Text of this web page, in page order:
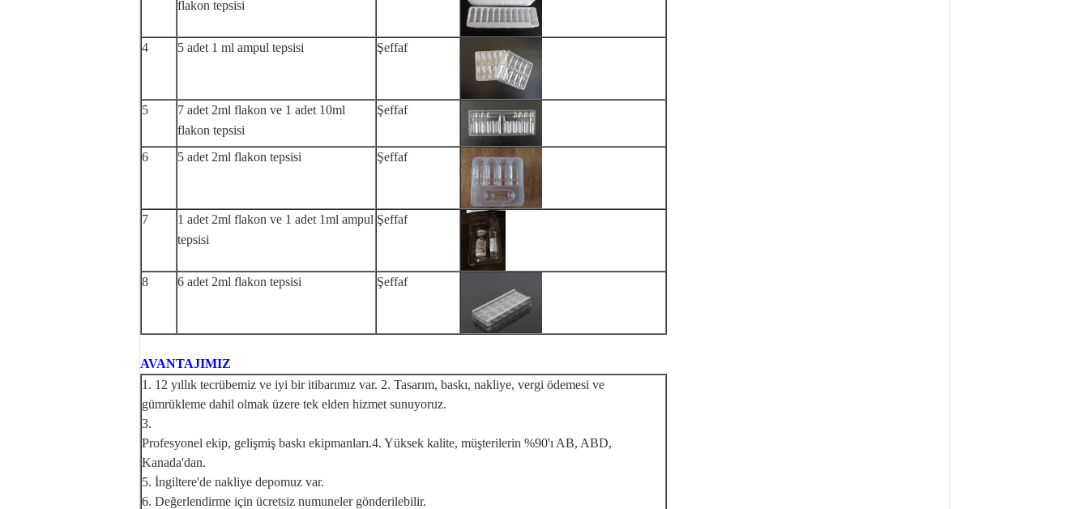
flakon tepsisi
4 5 adet 1 ml ampul tepsisi Şeffaf
5
7 adet 2ml flakon ve 1 adet 10ml
flakon tepsisi
Şeffaf
6 5 adet 2ml flakon tepsisi Şeffaf
7
1 adet 2ml flakon ve 1 adet 1ml ampul
tepsisi
Şeffaf
8 6 adet 2ml flakon tepsisi Şeffaf
AVANTAJIMIZ
1. 12 yıllık tecrübemiz ve iyi bir itibarımız var. 2. Tasarım, baskı, nakliye, vergi ödemesi ve
gümrükleme dahil olmak üzere tek elden hizmet sunuyoruz.
3.
Profesyonel ekip, gelişmiş baskı ekipmanları.4. Yüksek kalite, müşterilerin %90'ı AB, ABD,
Kanada'dan.
5. İngiltere'de nakliye depomuz var.
6. Değerlendirme için ücretsiz numuneler gönderilebilir.